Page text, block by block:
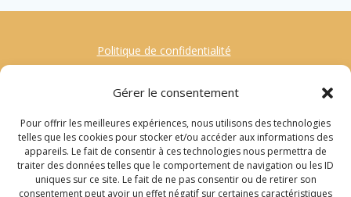
Gérer le consentement
Pour offrir les meilleures expériences, nous utilisons des technologies
telles que les cookies pour stocker et/ou accéder aux informations des
appareils. Le fait de consentir à ces technologies nous permettra de
traiter des données telles que le comportement de navigation ou les ID
uniques sur ce site. Le fait de ne pas consentir ou de retirer son
consentement peut avoir un effet négatif sur certaines caractéristiques
Politique de confidentialité
Gestion des Cookies
Recherche